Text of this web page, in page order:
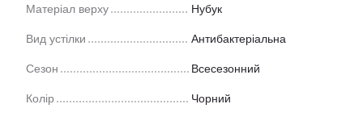
Матеріал верху Нубук
Вид устілки Антибактеріальна
Сезон Всесезонний
Колір Чорний